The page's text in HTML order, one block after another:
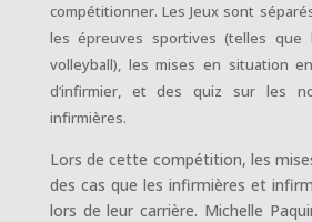
compétitionner. Les Jeux sont
les épreuves sportives (telles que
volleyball), les mises en situation
d’infirmier, et des quiz sur les
infirmières.
Lors de cette compétition, les
des cas que les infirmières et
lors de leur carrière. Michelle